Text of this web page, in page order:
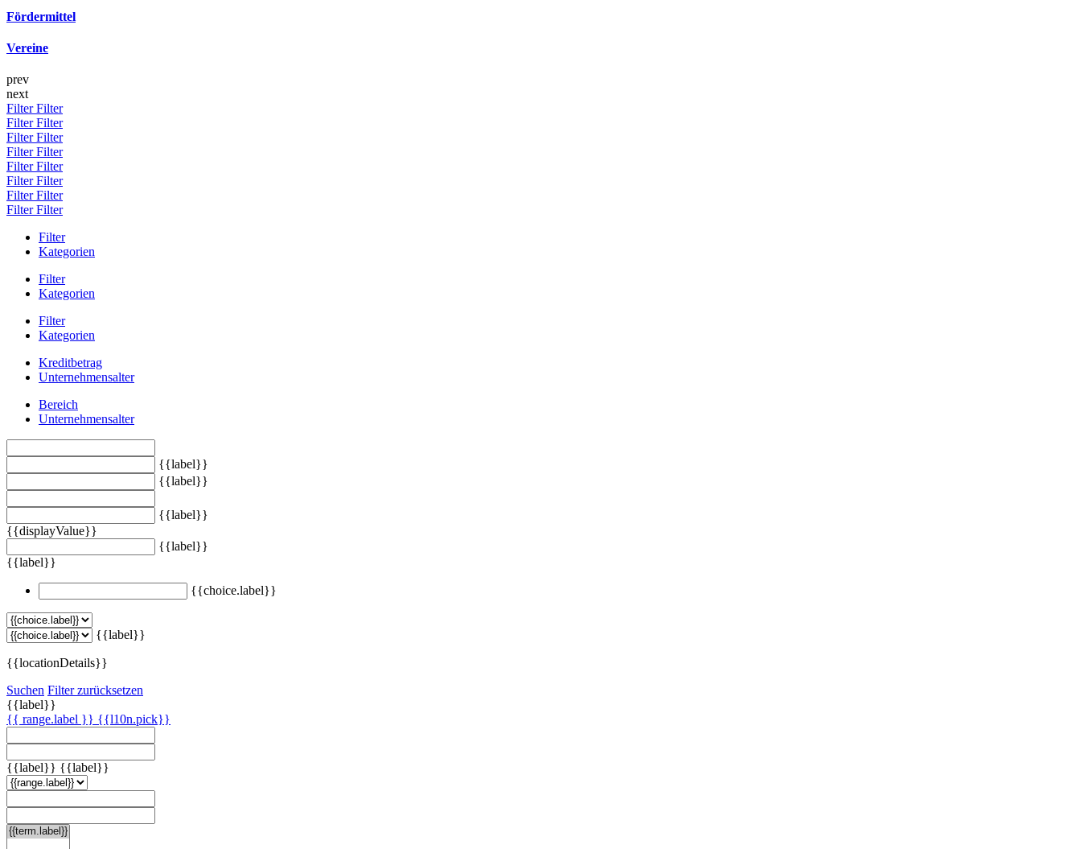
Fördermittel
Vereine
prev
next
FilterFilter
FilterFilter
FilterFilter
FilterFilter
FilterFilter
FilterFilter
FilterFilter
FilterFilter
Filter
Kategorien
Filter
Kategorien
Filter
Kategorien
Kreditbetrag
Unternehmensalter
Bereich
Unternehmensalter
{{label}}
{{label}}
{{label}}
{{displayValue}}
{{label}}
{{label}}
{{choice.label}}
{{label}}
{{locationDetails}}
Suchen Filter zurücksetzen
{{label}}
{{ range.label }} {{l10n.pick}}
{{label}} {{label}}